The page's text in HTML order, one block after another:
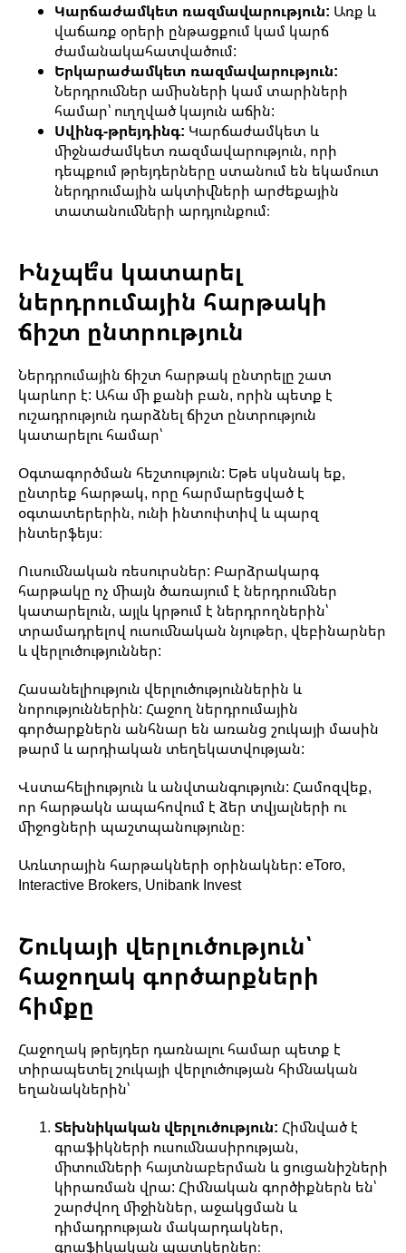
Կարճաժամկետ ռազմավարություն: Առք և
վաճառք օրերի ընթացքում կամ կարճ
ժամանակահատվածում:
Երկարաժամկետ ռազմավարություն:
Ներդրումներ ամիսների կամ տարիների
համար՝ ուղղված կայուն աճին:
Սվինգ-թրեյդինգ: Կարճաժամկետ և
միջնաժամկետ ռազմավարություն, որի
դեպքում թրեյդերները ստանում են եկամուտ
ներդրումային ակտիվների արժեքային
տատանումների արդյունքում։
Ինչպե՞ս կատարել
ներդրումային հարթակի
ճիշտ ընտրություն
Ներդրումային ճիշտ հարթակ ընտրելը շատ
կարևոր է: Ահա մի քանի բան, որին պետք է
ուշադրություն դարձնել ճիշտ ընտրություն
կատարելու համար՝
Օգտագործման հեշտություն: Եթե սկսնակ եք,
ընտրեք հարթակ, որը հարմարեցված է
օգտատերերին, ունի ինտուիտիվ և պարզ
ինտերֆեյս։
Ուսումնական ռեսուրսներ: Բարձրակարգ
հարթակը ոչ միայն ծառայում է ներդրումներ
կատարելուն, այլև կրթում է ներդրողներին՝
տրամադրելով ուսումնական նյութեր, վեբինարներ
և վերլուծություններ:
Հասանելիություն վերլուծություններին և
նորություններին: Հաջող ներդրումային
գործարքներն անհնար են առանց շուկայի մասին
թարմ և արդիական տեղեկատվության:
Վստահելիություն և անվտանգություն: Համոզվեք,
որ հարթակն ապահովում է ձեր տվյալների ու
միջոցների պաշտպանությունը։
Առևտրային հարթակների օրինակներ: eToro,
Interactive Brokers, Unibank Invest
Շուկայի վերլուծություն՝
հաջողակ գործարքների
հիմքը
Հաջողակ թրեյդեր դառնալու համար պետք է
տիրապետել շուկայի վերլուծության հիմնական
եղանակներին՝
Տեխնիկական վերլուծություն: Հիմնված է
գրաֆիկների ուսումնասիրության,
միտումների հայտնաբերման և ցուցանիշների
կիրառման վրա: Հիմնական գործիքներն են՝
շարժվող միջիններ, աջակցման և
դիմադրության մակարդակներ,
գրաֆիկական պատկերներ։